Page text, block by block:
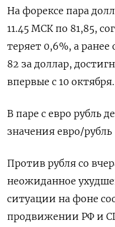
На форексе пара
11.45 МСК по 81,85,
теряет 0,6%, а
82 за доллар,
впервые с 10 октября.
В паре с евро рубль
значения евро/
Против рубля со
неожиданное
ситуации на фоне
продвижении РФ и